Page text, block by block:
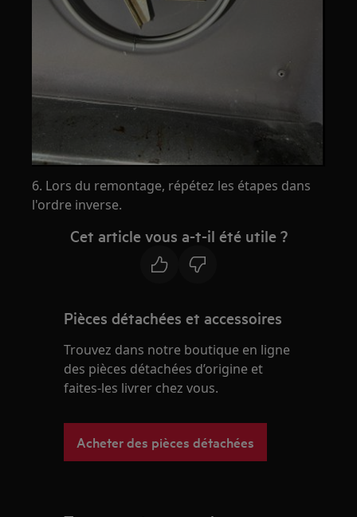
6. Lors du remontage, répétez les étapes dans
l'ordre inverse.
Cet article vous a-t-il été utile ?
Pièces détachées et accessoires
Trouvez dans notre boutique en ligne
des pièces détachées d’origine et
faites-les livrer chez vous.
Acheter des pièces détachées